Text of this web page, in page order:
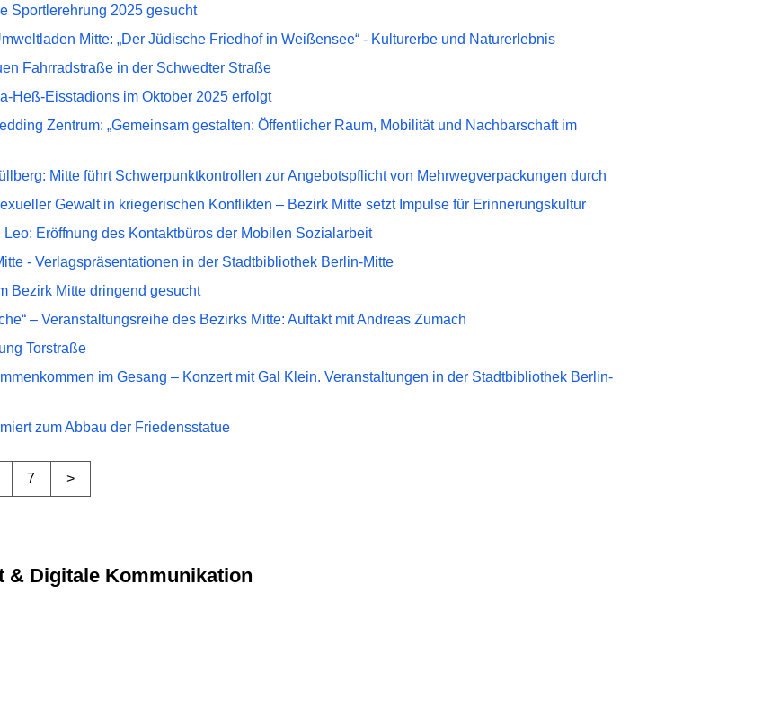
Sportlerehrung 2025 gesucht
Mitte: „Der Jüdische Friedhof in Weißensee“ - Kulturerbe und Naturerlebnis
Fahrradstraße in der Schwedter Straße
Heß-Eisstadions im Oktober 2025 erfolgt
Zentrum: „Gemeinsam gestalten: Öffentlicher Raum, Mobilität und Nachbarschaft im
Mitte führt Schwerpunktkontrollen zur Angebotspflicht von Mehrwegverpackungen durch
Gewalt in kriegerischen Konflikten – Bezirk Mitte setzt Impulse für Erinnerungskultur
Eröffnung des Kontaktbüros der Mobilen Sozialarbeit
- Verlagspräsentationen in der Stadtbibliothek Berlin-Mitte
Bezirk Mitte dringend gesucht
– Veranstaltungsreihe des Bezirks Mitte: Auftakt mit Andreas Zumach
Torstraße
im Gesang – Konzert mit Gal Klein. Veranstaltungen in der Stadtbibliothek Berlin-
zum Abbau der Friedensstatue
7 >
& Digitale Kommunikation